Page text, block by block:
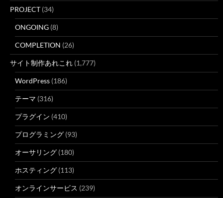
PROJECT (34)
ONGOING (8)
COMPLETION (26)
サイト制作あれこれ (1,777)
WordPress (186)
テーマ (316)
プラグイン (410)
プログラミング (93)
オーサリング (180)
ホスティング (113)
オンラインサービス (239)